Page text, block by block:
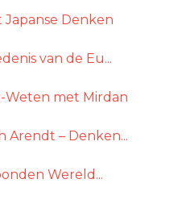
Japanse Denken
van de Eu...
Weten met Mirdan
Arendt – Denken...
Wereld...